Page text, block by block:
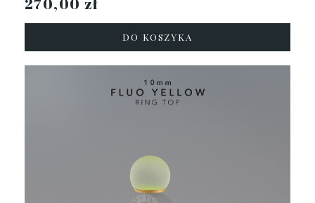
270,00 zł
DO KOSZYKA